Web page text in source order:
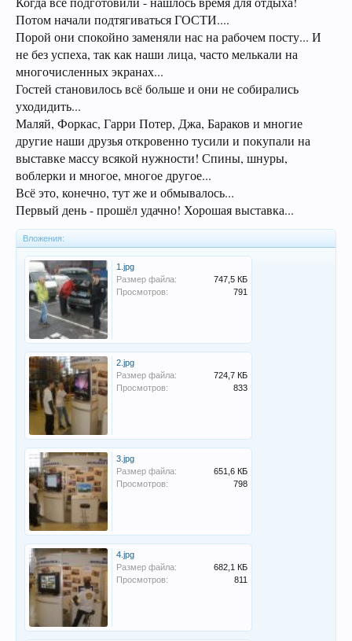
Потом начали подтягиваться ГОСТИ....
Порой они спокойно заменяли нас на рабочем посту... И
не без успеха, так как наши лица, часто мелькали на
многочисленных экранах...
Гостей становилось всё больше и они не собирались
уходидить...
Маляй, Форкас, Гарри Потер, Джа, Бараков и многие
другие наши друзья откровенно тусили и покупали на
выставке массу всякой нужности! Спины, шнуры,
воблерки и многое, многое другое...
Всё это, конечно, тут же и обмывалось...
Первый день - прошёл удачно! Хорошая выставка...
Вложения:
1.jpg
Размер файла:
747,5 КБ
Просмотров:
791
2.jpg
Размер файла:
724,7 КБ
Просмотров:
833
3.jpg
Размер файла:
651,6 КБ
Просмотров:
798
4.jpg
Размер файла:
682,1 КБ
Просмотров:
811